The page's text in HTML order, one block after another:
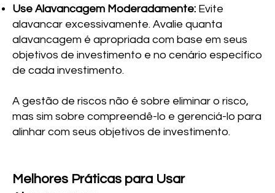
Use Alavancagem Moderadamente: Evite
alavancar excessivamente. Avalie quanta
alavancagem é apropriada com base em seus
objetivos de investimento e no cenário específico
de cada investimento.
A gestão de riscos não é sobre eliminar o risco,
mas sim sobre compreendê-lo e gerenciá-lo para
alinhar com seus objetivos de investimento.
Melhores Práticas para Usar